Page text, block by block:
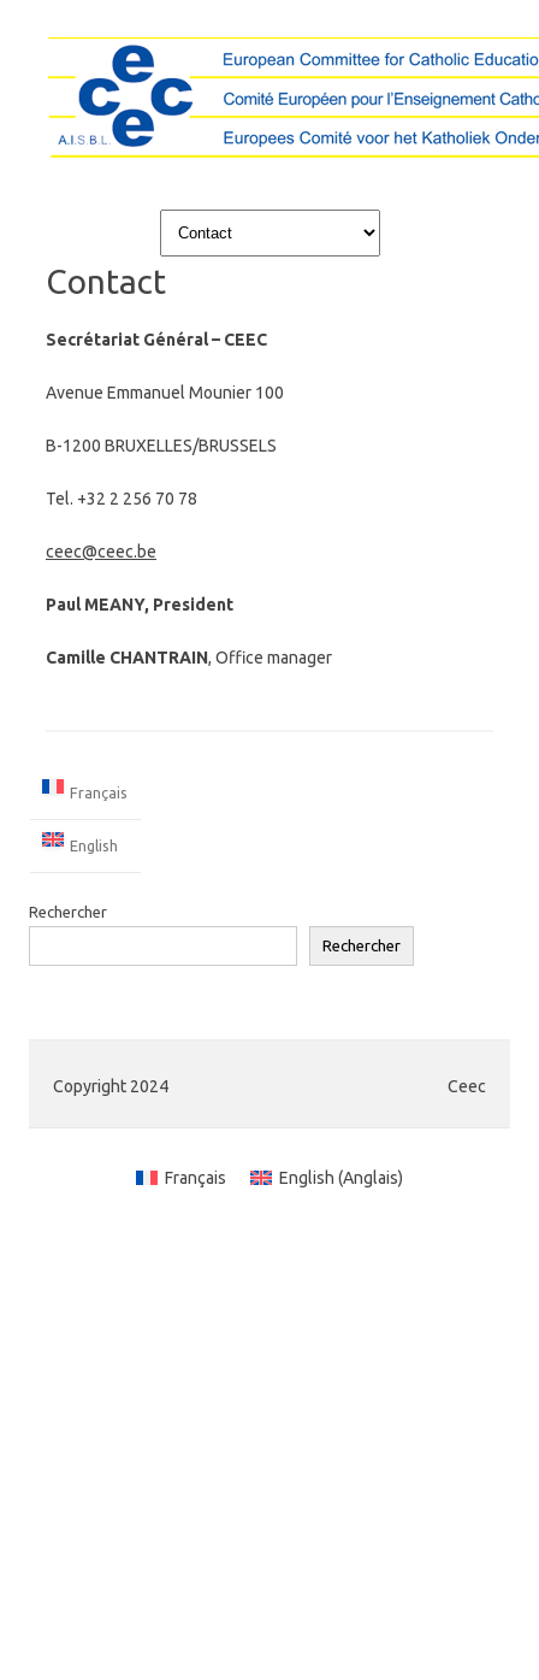
Skip to content
Contact
Secrétariat Général – CEEC
Avenue Emmanuel Mounier 100
B-1200 BRUXELLES/BRUSSELS
Tel. +32 2 256 70 78
ceec@ceec.be
Paul MEANY, President
Camille CHANTRAIN, Office manager
Français
English
Rechercher
Rechercher
Copyright 2024 Ceec
Français English (Anglais)